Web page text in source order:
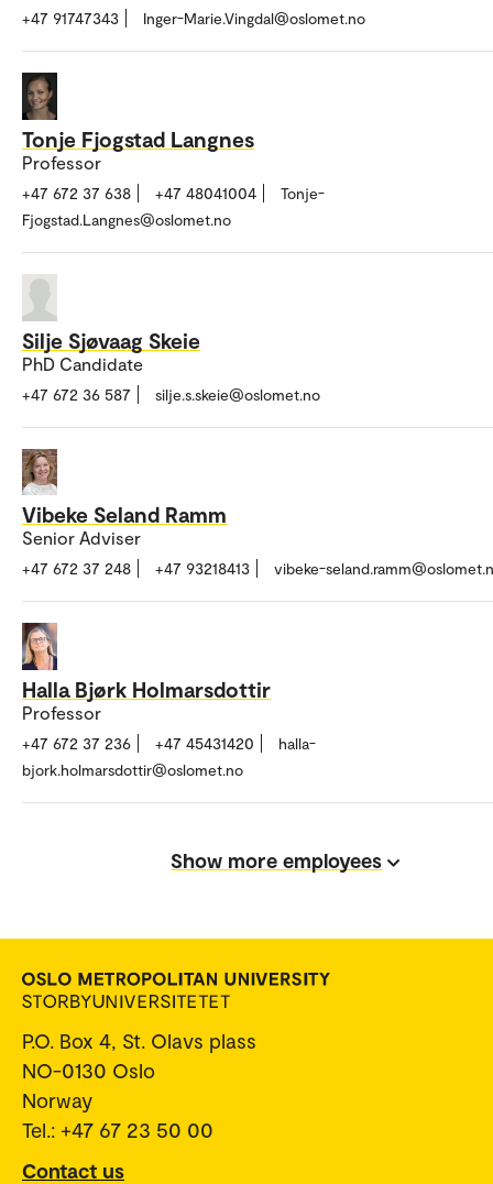
+47 91747343 Inger-Marie.Vingdal@oslomet.no
Tonje Fjogstad Langnes
Professor
+47 672 37 638 +47 48041004
Tonje-
Fjogstad.Langnes@oslomet.no
Silje Sjøvaag Skeie
PhD Candidate
+47 672 36 587 silje.s.skeie@oslomet.no
Vibeke Seland Ramm
Senior Adviser
+47 672 37 248 +47 93218413 vibeke-
Halla Bjørk Holmarsdottir
Professor
+47 672 37 236 +47 45431420
halla-
bjork.holmarsdottir@oslomet.no
Show more employees
P.O. Box 4, St. Olavs plass
NO-0130 Oslo
Norway
Tel.: +47 67 23 50 00
Contact us